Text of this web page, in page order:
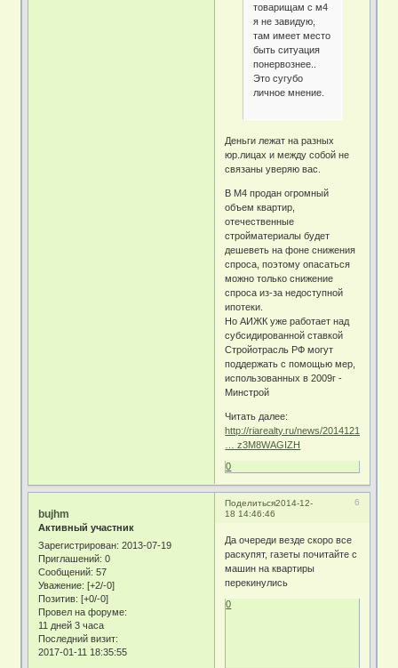
товарищам с м4
я не завидую,
там имеет место
быть ситуация
понервознее..
Это сугубо
личное мнение.
Деньги лежат на разных
юр.лицах и между собой не
связаны уверяю вас.
В М4 продан огромный
объем квартир,
отечественные
стройматериалы будет
дешеветь на фоне снижения
спроса, поэтому опасаться
можно только снижение
спроса из-за недоступной
ипотеки.
Но АИЖК уже работает над
субсидированной ставкой
Стройотрасль РФ могут
поддержать с помощью мер,
использованных в 2009г -
Минстрой
Читать далее:
http://riarealty.ru/news/20141216/40403
… z3M8WAGIZH
0
Поделиться 6
2014-12-
18 14:46:46
bujhm
Активный участник
Зарегистрирован: 2013-07-19
Приглашений: 0
Сообщений: 57
Уважение: [+2/-0]
Позитив: [+0/-0]
Провел на форуме:
11 дней 3 часа
Последний визит:
2017-01-11 18:35:55
Да очереди везде скоро все
раскупят, газеты почитайте с
машин на квартиры
перекинулись
0